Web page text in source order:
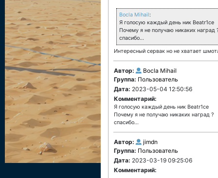
Bocla Mihail:
Я голосую каждый день ник Beatr1ce
Почему я не получаю никаких наград
спасибо...
Интересный сервак но не хватает
Автор:
Bocla Mihail
Группа: Пользователь
Дата: 2023-05-04 12:50:56
Комментарий:
Я голосую каждый день ник Beatr1ce
Почему я не получаю никаких наград ?
спасибо...
Автор:
jimdn
Группа: Пользователь
Дата: 2023-03-19 09:25:06
Комментарий: